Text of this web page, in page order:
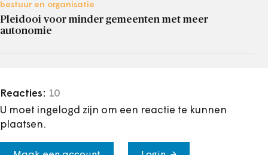
bestuur en organisatie
Pleidooi voor minder gemeenten met meer
autonomie
Reacties: 10
U moet ingelogd zijn om een reactie te kunnen
plaatsen.